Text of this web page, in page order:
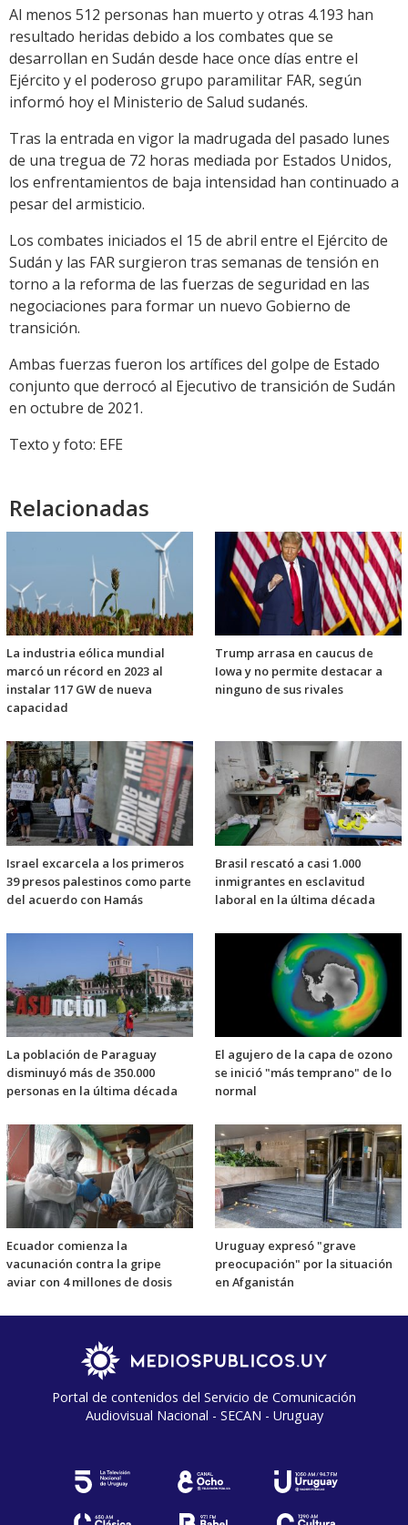
Al menos 512 personas han muerto y otras 4.193 han
resultado heridas debido a los combates que se
desarrollan en Sudán desde hace once días entre el
Ejército y el poderoso grupo paramilitar FAR, según
informó hoy el Ministerio de Salud sudanés.
Tras la entrada en vigor la madrugada del pasado lunes
de una tregua de 72 horas mediada por Estados Unidos,
los enfrentamientos de baja intensidad han continuado a
pesar del armisticio.
Los combates iniciados el 15 de abril entre el Ejército de
Sudán y las FAR surgieron tras semanas de tensión en
torno a la reforma de las fuerzas de seguridad en las
negociaciones para formar un nuevo Gobierno de
transición.
Ambas fuerzas fueron los artífices del golpe de Estado
conjunto que derrocó al Ejecutivo de transición de Sudán
en octubre de 2021.
Texto y foto: EFE
Relacionadas
La industria eólica mundial
marcó un récord en 2023 al
instalar 117 GW de nueva
capacidad
Trump arrasa en caucus de
Iowa y no permite destacar a
ninguno de sus rivales
Israel excarcela a los primeros
39 presos palestinos como parte
del acuerdo con Hamás
Brasil rescató a casi 1.000
inmigrantes en esclavitud
laboral en la última década
La población de Paraguay
disminuyó más de 350.000
personas en la última década
El agujero de la capa de ozono
se inició "más temprano" de lo
normal
Ecuador comienza la
vacunación contra la gripe
aviar con 4 millones de dosis
Uruguay expresó "grave
preocupación" por la situación
en Afganistán
Portal de contenidos del Servicio de Comunicación
Audiovisual Nacional - SECAN - Uruguay